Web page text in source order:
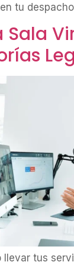
tu
Sala
llevar tus